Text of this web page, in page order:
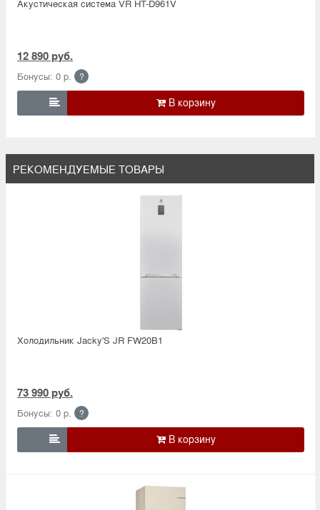
Акустическая система VR HT-D961V
12 890 руб.
Бонусы: 0 р. ?

РЕКОМЕНДУЕМЫЕ ТОВАРЫ
Холодильник Jacky'S JR FW20B1
73 990 руб.
Бонусы: 0 р. ?
